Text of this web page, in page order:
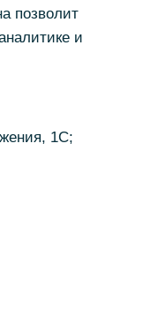
позволит
и
1С;